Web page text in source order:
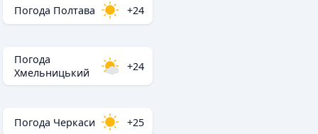
Погода Полтава +24
Погода
Хмельницький
+24
Погода Черкаси +25